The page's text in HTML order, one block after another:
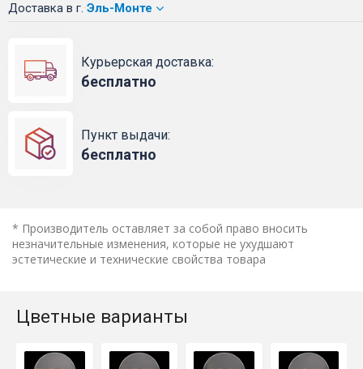
Доставка в г. Эль-Монте
Курьерская доставка:
бесплатно
Пункт выдачи:
бесплатно
* Производитель оставляет за собой право вносить
незначительные изменения, которые не ухудшают
эстетические и технические свойства товара
Цветные варианты